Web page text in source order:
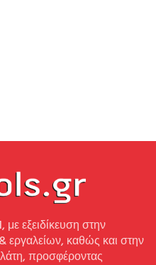
με εξειδίκευση στην
καθώς και στην
προσφέροντας